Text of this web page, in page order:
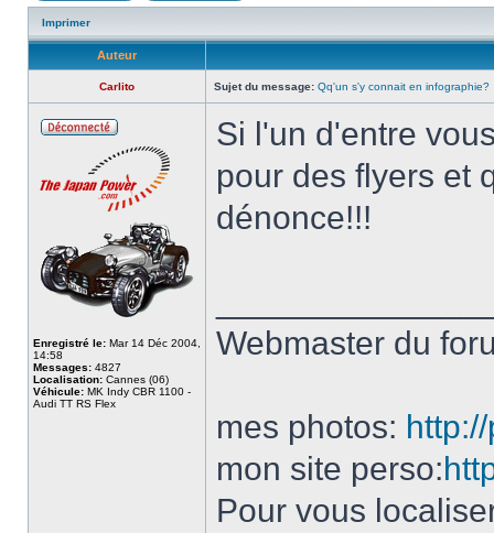
Imprimer
Auteur
Carlito Sujet du message: Qq'un s'y connait en infographie?
Enregistré le: Mar 14 Déc 2004,
14:58
Messages: 4827
Localisation: Cannes (06)
Véhicule: MK Indy CBR 1100 -
Audi TT RS Flex
Si l'un d'entre
pour des flyers et
dénonce!!!
Webmaster du
mes photos:
mon site perso:
Pour vous